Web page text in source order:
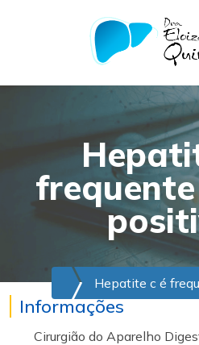
Hepatite c é
Informações
Cirurgião do Aparelho